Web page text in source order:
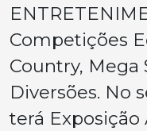
Competições
Country, Mega
Diversões. No
terá